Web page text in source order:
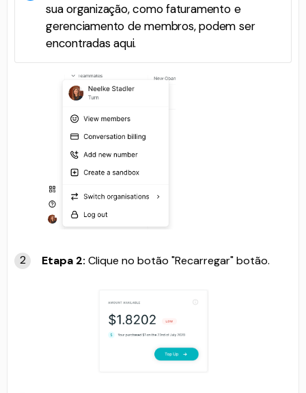
sua organização, como faturamento e
gerenciamento de membros, podem ser
encontradas aqui.
Etapa 2: Clique no botão "Recarregar" botão.